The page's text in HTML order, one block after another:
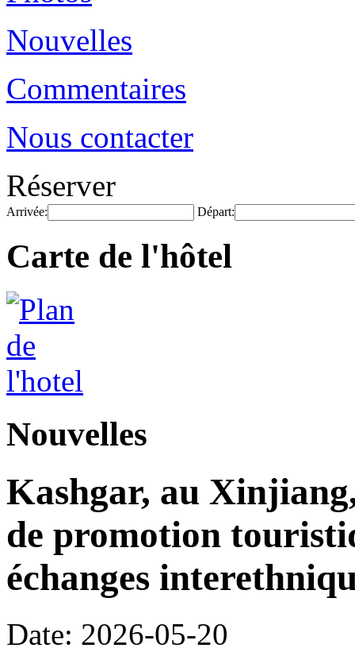
Nouvelles
Commentaires
Nous contacter
Réserver
Arrivée: Départ:
Carte de l'hôtel
Nouvelles
Kashgar, au
de promotion
échanges
Date: 2026-05-20